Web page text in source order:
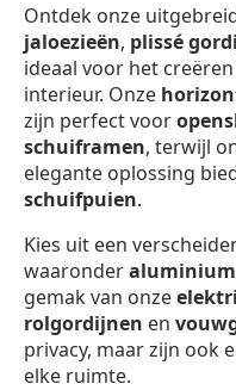
Ontdek onze
jaloezieën, plissé
ideaal voor het
interieur. Onze
zijn perfect voor
schuiframen, terwijl
elegante oplossing
schuifpuien.
Kies uit een
waaronder
gemak van onze
rolgordijnen en
privacy, maar zijn ook
elke ruimte.